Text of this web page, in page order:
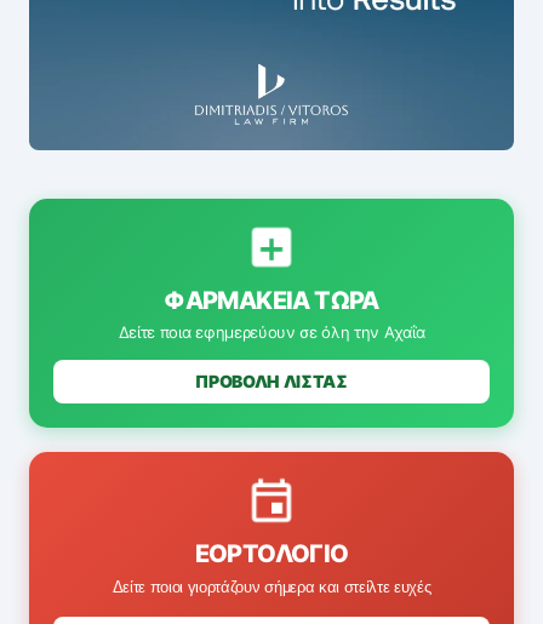
ΦΑΡΜΑΚΕΊΑ ΤΏΡΑ
Δείτε ποια εφημερεύουν σε όλη την Αχαΐα
ΠΡΟΒΟΛΗ ΛΙΣΤΑΣ
ΕΟΡΤΟΛΌΓΙΟ
Δείτε ποιοι γιορτάζουν σήμερα και στείλτε ευχές